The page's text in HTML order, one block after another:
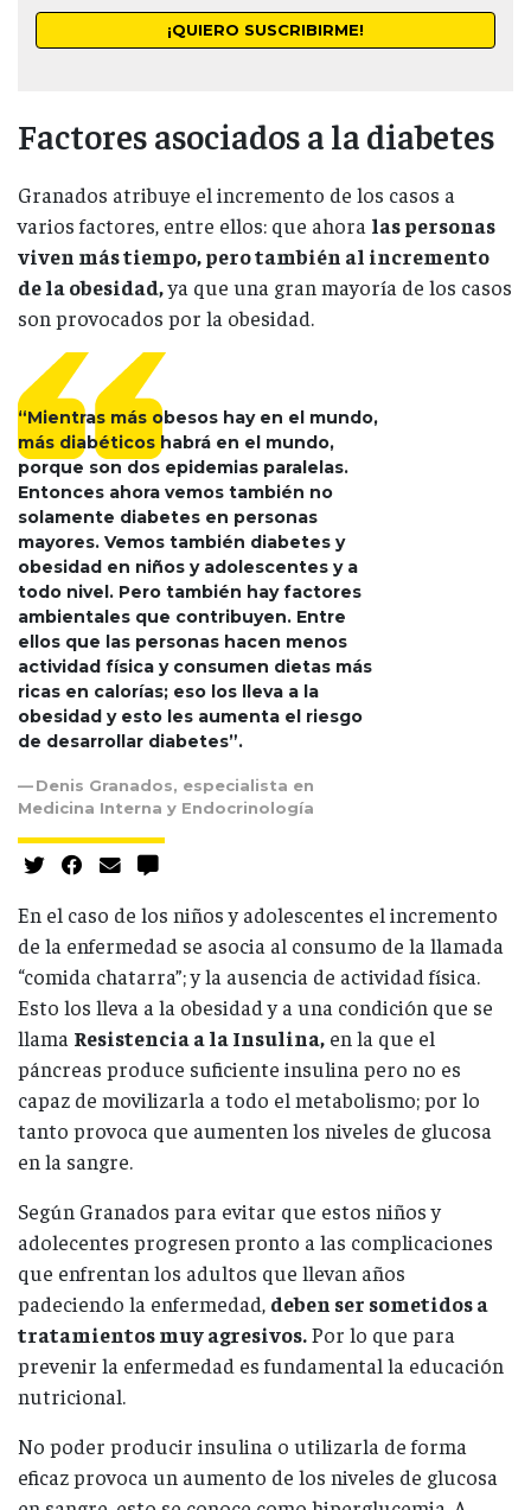
Factores asociados a la diabetes
Granados atribuye el incremento de los casos a
varios factores, entre ellos: que ahora las personas
viven más tiempo, pero también al incremento
de la obesidad,ya que una gran mayoría de los casos
son provocados por la obesidad.
“Mientras más obesos hay en el mundo,
más diabéticos habrá en el mundo,
porque son dos epidemias paralelas.
Entonces ahora vemos también no
solamente diabetes en personas
mayores. Vemos también diabetes y
obesidad en niños y adolescentes y a
todo nivel. Pero también hay factores
ambientales que contribuyen. Entre
ellos que las personas hacen menos
actividad física y consumen dietas más
ricas en calorías; eso los lleva a la
obesidad y esto les aumenta el riesgo
de desarrollar diabetes”.
Denis Granados, especialista en
Medicina Interna y Endocrinología
En el caso de los niños y adolescentes el incremento
de la enfermedad se asocia al consumo de la llamada
“comida chatarra”; y la ausencia de actividad física.
Esto los lleva a la obesidad y a una condición que se
llama Resistencia a la Insulina, en la que el
páncreas produce suficiente insulina pero no es
capaz de movilizarla a todo el metabolismo; por lo
tanto provoca que aumenten los niveles de glucosa
en la sangre.
Según Granados para evitar que estos niños y
adolecentes progresen pronto a las complicaciones
que enfrentan los adultos que llevan años
padeciendo la enfermedad, deben ser sometidos a
tratamientos muy agresivos.Por lo que para
prevenir la enfermedad es fundamental la educación
nutricional.
No poder producir insulina o utilizarla de forma
eficaz provoca un aumento de los niveles de glucosa